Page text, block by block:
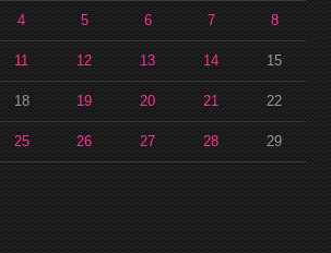
4 5 6 7 8
11 12 13 14 15
18 19 20 21 22
25 26 27 28 29